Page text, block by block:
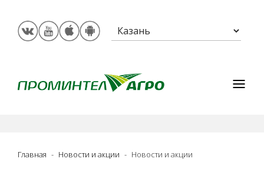
Главная Новости и акции Новости и акции